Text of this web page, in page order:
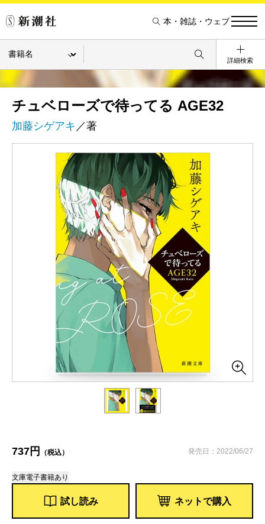
本・雑誌・ウェブ
詳細検索
チュベローズで待ってる AGE32
加藤シゲアキ ／著
737円 （税込） 発売日：2022/06/27
文庫電子書籍あり
試し読み ネットで購入